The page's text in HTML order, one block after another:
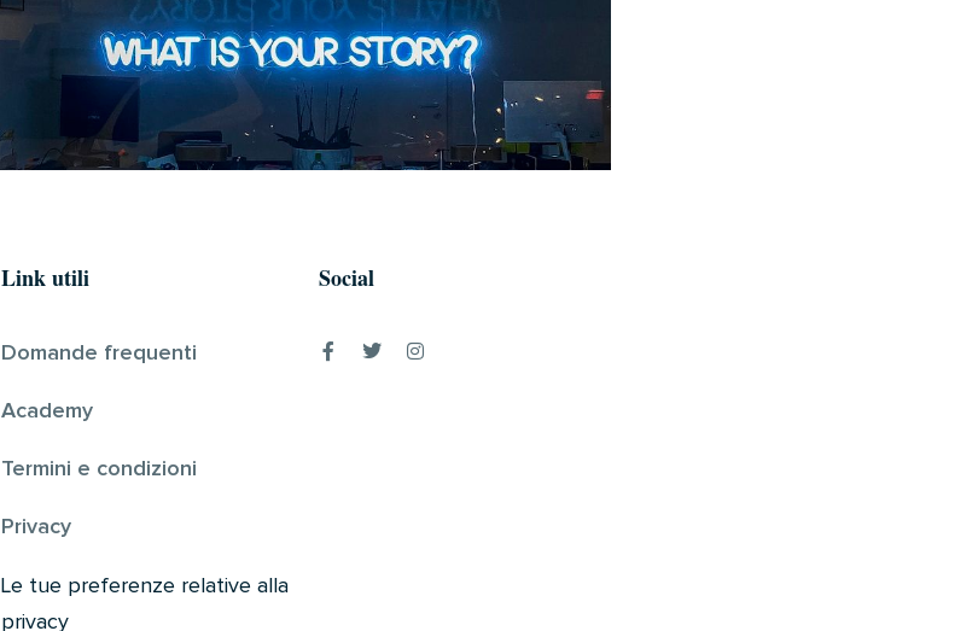
Link utili
Domande frequenti
Academy
Termini e condizioni
Privacy
Le tue preferenze relative alla
privacy
Social